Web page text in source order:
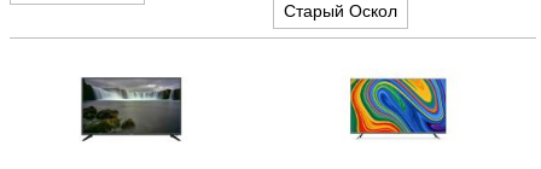
Старый Оскол